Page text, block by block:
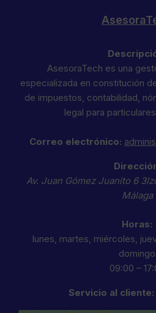
AsesoraTech es una
especializada en constitución
de impuestos, contabilidad,
legal para
Correo electrónico:
Av. Juan Gómez Juanito 6
Málaga
Horas:
lunes, martes, miércoles,
domingo
09:00 –
Servicio al cliente: